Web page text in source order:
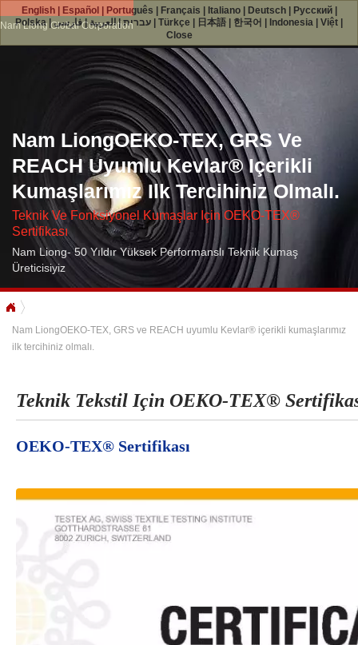
Nam Liong Global Corporation
Nam LiongOEKO-TEX, GRS Ve
REACH Uyumlu Kevlar® Içerikli
Kumaşlarımız Ilk Tercihiniz Olmalı.
Teknik Ve Fonksiyonel Kumaşlar Için OEKO-TEX®
Sertifikası
Nam Liong- 50 Yıldır Yüksek Performanslı Teknik Kumaş
Üreticisiyiz
Nam LiongOEKO-TEX, GRS ve REACH uyumlu Kevlar® içerikli kumaşlarımız
ilk tercihiniz olmalı.
Teknik Tekstil Için OEKO-TEX®
OEKO-TEX® Sertifikası
English| Español Português Français Italiano| Deutsch| Русский|
Polska| עברית|العربية|فارسی Türkçe 日本語 한국어 Indonesia Việt
Close